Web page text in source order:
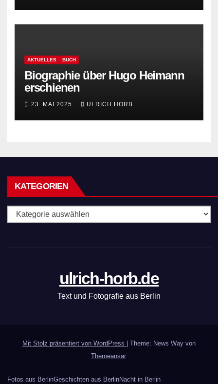
AKTUELLES BUCH
Biographie über Hugo Heimann
erschienen
23. MAI 2025 ULRICH HORB
KATEGORIEN
Kategorien
ulrich-horb.de
Text und Fotografie aus Berlin
Mit Stolz präsentiert von WordPress
Theme: News Way von
Themeansar.
Fotos aus BerlinGeschichten aus BerlinNacht in Berlin